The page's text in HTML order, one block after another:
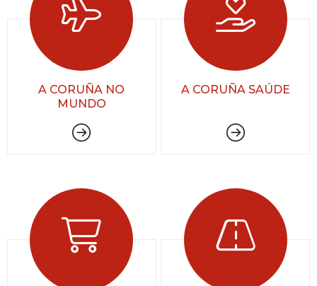
A CORUÑA NO
MUNDO
A CORUÑA SAÚDE